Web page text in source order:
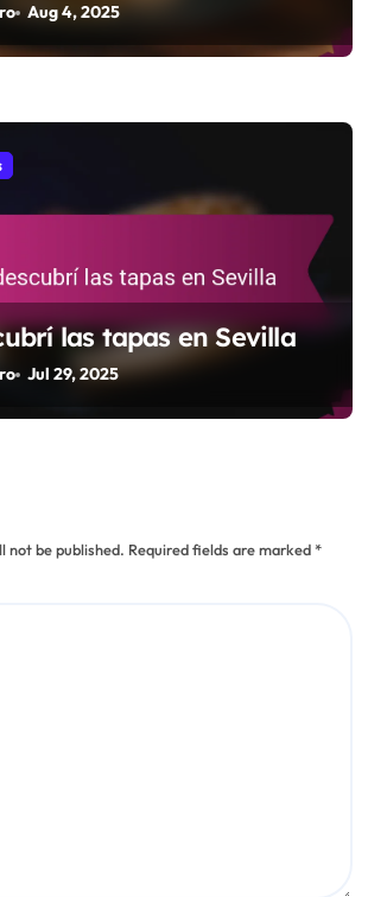
Aug 4, 2025
las tapas en Sevilla
Jul 29, 2025
not be published. Required fields are marked*